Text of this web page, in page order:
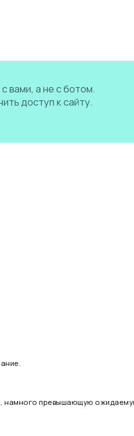
вами, а не с ботом.
доступ к сайту.
намного превышающую